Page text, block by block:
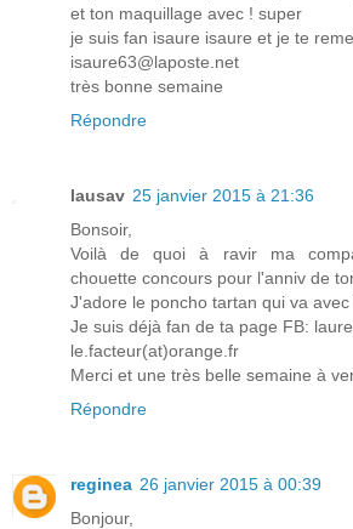
et ton maquillage avec ! super
je suis fan isaure isaure et je te
isaure63@laposte.net
très bonne semaine
Répondre
lausav 25 janvier 2015 à 21:36
Bonsoir,
Voilà de quoi à ravir ma
chouette concours pour l'anniv de
J'adore le poncho tartan qui va avec
Je suis déjà fan de ta page FB:
le.facteur(at)orange.fr
Merci et une très belle semaine à
Répondre
reginea 26 janvier 2015 à 00:39
Bonjour,